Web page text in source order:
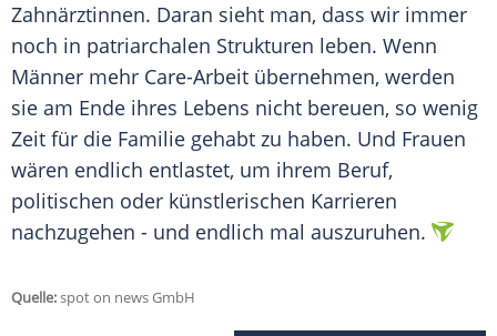
Zahnärztinnen. Daran sieht man, dass wir immer
noch in patriarchalen Strukturen leben. Wenn
Männer mehr Care-Arbeit übernehmen, werden
sie am Ende ihres Lebens nicht bereuen, so wenig
Zeit für die Familie gehabt zu haben. Und Frauen
wären endlich entlastet, um ihrem Beruf,
politischen oder künstlerischen Karrieren
nachzugehen - und endlich mal auszuruhen.
Quelle:spot on news GmbH